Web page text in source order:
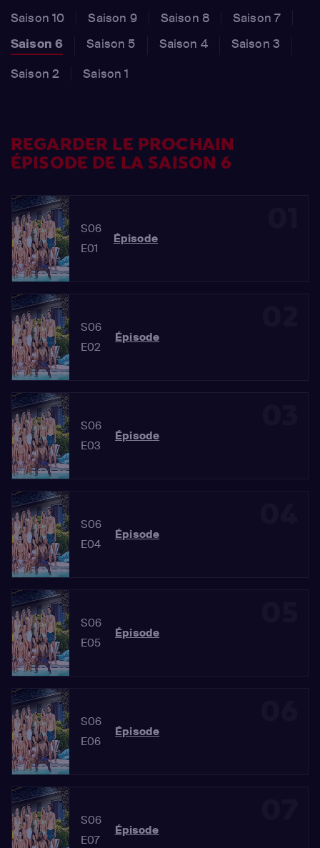
rendez-vous des cœurs brisés.Il va
concevoir des dates sur mesure et
prodiguer des conseils de séduction
Saison 10 Saison 9 Saison 8
Saison 7
Saison 6
Saison 5 Saison 4
Saison 3
Saison 2
Saison 1
REGARDER LE PROCHAIN
ÉPISODE DE LA SAISON 6
S06
E01
Épisode
S06
E02
Épisode
S06
E03
Épisode
S06
E04
Épisode
S06
E05
Épisode
S06
E06
Épisode
S06
E07
Épisode